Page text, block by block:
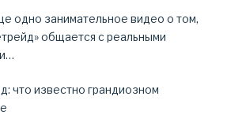
одно занимательное видео о том,
общается с реальными
что известно грандиозном